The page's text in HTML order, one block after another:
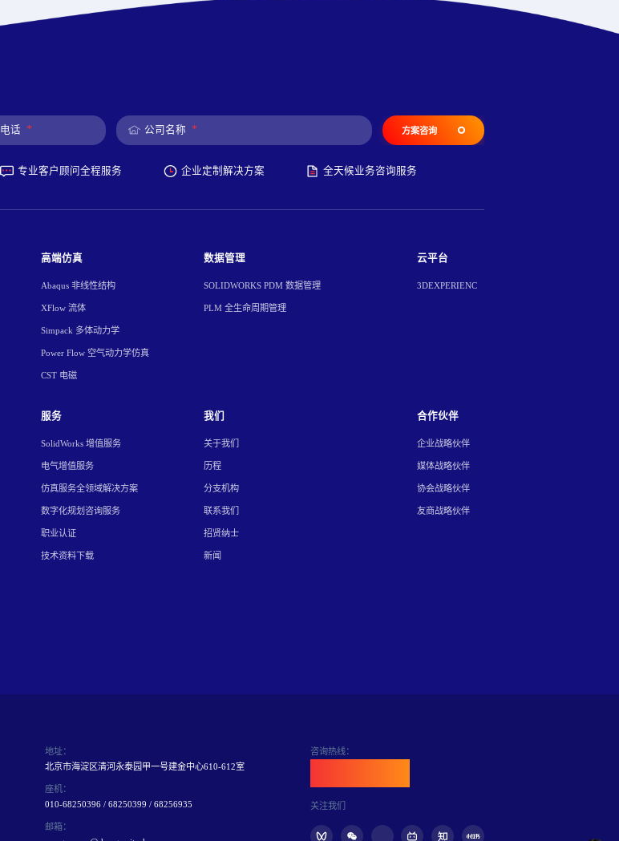
电话 * 公司名称 * 方案咨询
专业客户顾问全程服务 企业定制解决方案 全天候业务咨询服务
高端仿真
Abaqus 非线性结构
XFlow 流体
Simpack 多体动力学
Power Flow 空气动力学仿真
CST 电磁
数据管理
SOLIDWORKS PDM 数据管理
PLM 全生命周期管理
云平台
3DEXPERIENC
服务
SolidWorks 增值服务
电气增值服务
仿真服务全领域解决方案
数字化规划咨询服务
职业认证
技术资料下载
我们
关于我们
历程
分支机构
联系我们
招贤纳士
新闻
合作伙伴
企业战略伙伴
媒体战略伙伴
协会战略伙伴
友商战略伙伴
地址：
北京市海淀区清河永泰园甲一号建金中心610-612室
座机：
010-68250396 / 68250399 / 68256935
邮箱：
咨询热线：
关注我们